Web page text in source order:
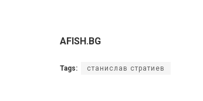
AFISH.BG
Tags: станислав стратиев